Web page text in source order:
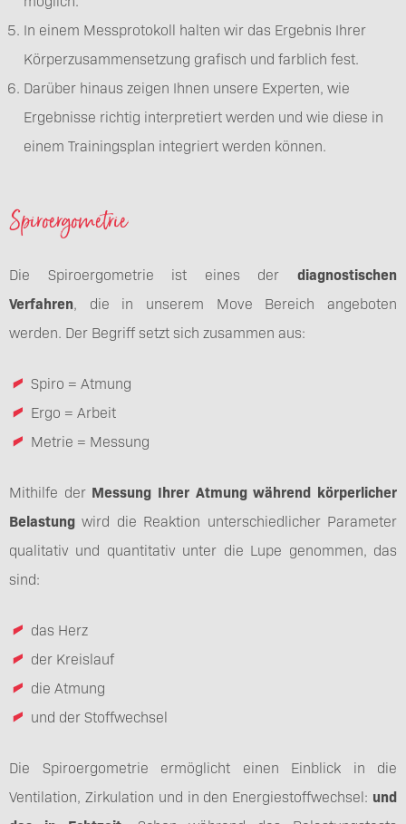
In einem Messprotokoll halten wir das Ergebnis Ihrer
Körperzusammensetzung grafisch und farblich fest.
Darüber hinaus zeigen Ihnen unsere Experten, wie
Ergebnisse richtig interpretiert werden und wie diese in
einem Trainingsplan integriert werden können.
Spiroergometrie
Die Spiroergometrie ist eines der diagnostischen
Verfahren, die in unserem Move Bereich angeboten
werden. Der Begriff setzt sich zusammen aus:
Spiro = Atmung
Ergo = Arbeit
Metrie = Messung
Mithilfe der Messung Ihrer Atmung während körperlicher
Belastung wird die Reaktion unterschiedlicher Parameter
qualitativ und quantitativ unter die Lupe genommen, das
sind:
das Herz
der Kreislauf
die Atmung
und der Stoffwechsel
Die Spiroergometrie ermöglicht einen Einblick in die
Ventilation, Zirkulation und in den Energiestoffwechsel: und